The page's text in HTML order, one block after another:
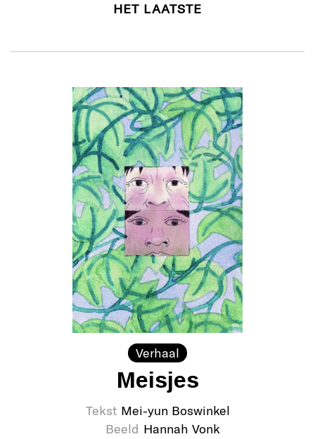
HET LAATSTE
Verhaal
Meisjes
Tekst Mei-yun Boswinkel
Beeld Hannah Vonk